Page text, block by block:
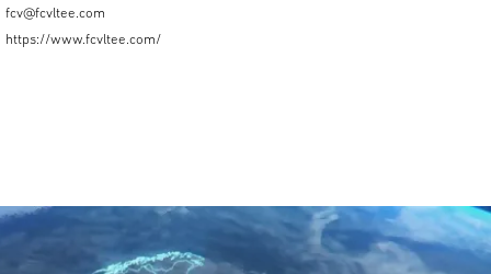
fcv@fcvltee.com
https://www.fcvltee.com/